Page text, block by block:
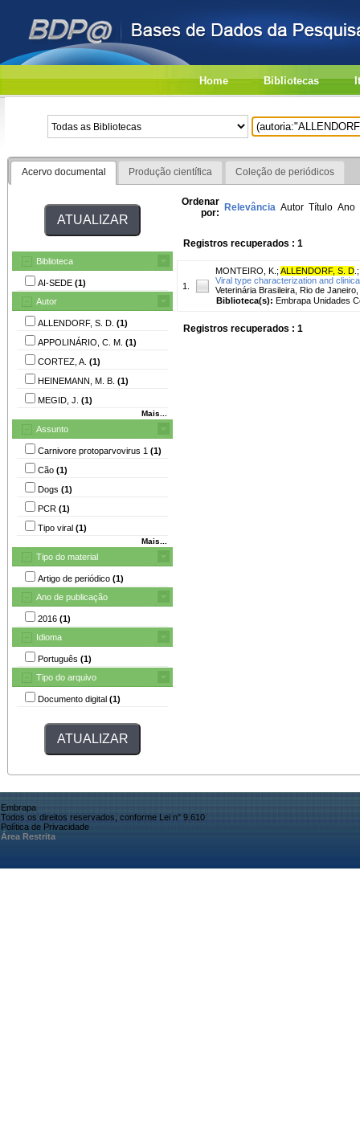
Home Bibliotecas
Acervo documental Produção científica Coleção de periódicos
Biblioteca
AI-SEDE (1)
Autor
ALLENDORF, S. D. (1)
APPOLINÁRIO, C. M. (1)
CORTEZ, A. (1)
HEINEMANN, M. B. (1)
MEGID, J. (1)
Mais...
Assunto
Carnivore protoparvovirus 1 (1)
Cão (1)
Dogs (1)
PCR (1)
Tipo viral (1)
Mais...
Tipo do material
Artigo de periódico (1)
Ano de publicação
2016 (1)
Idioma
Português (1)
Tipo do arquivo
Documento digital (1)
Ordenar
por: Relevância Autor Título Ano
Registros recuperados : 1
1.
MONTEIRO, K. ; ALLENDORF, S. D
Viral type characterization and
Veterinária Brasileira, Rio de
Biblioteca(s): Embrapa Unidades
Registros recuperados : 1
Embrapa
Todos os direitos reservados, conforme Lei n° 9.610
Política de Privacidade
Área Restrita